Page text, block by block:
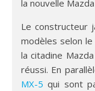
la nouvelle
Le constructeur
modèles selon
la citadine
réussi. En
MX-5 qui sont